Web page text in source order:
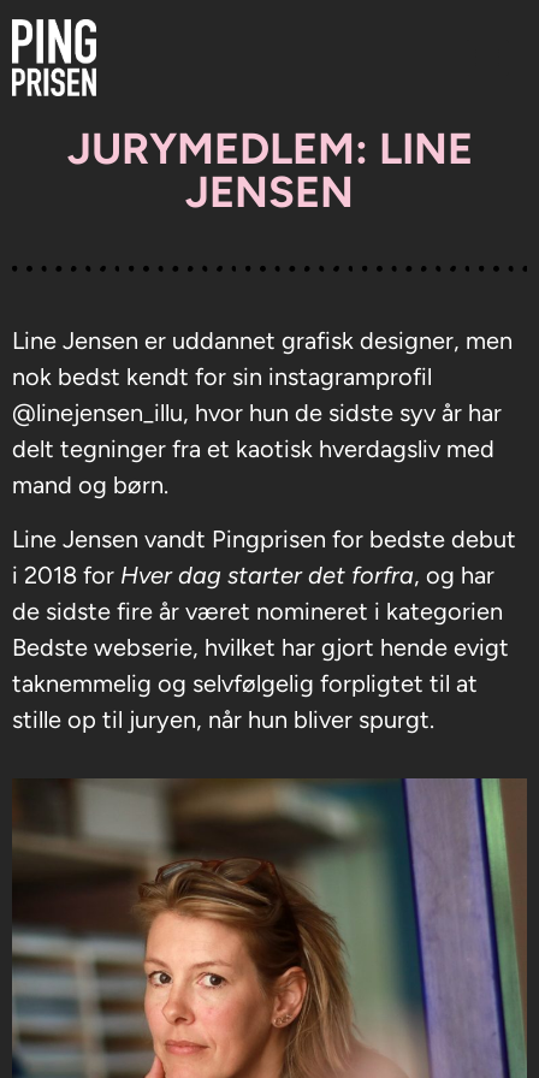
JURYMEDLEM: LINE
JENSEN
Line Jensen er uddannet grafisk designer, men
nok bedst kendt for sin instagramprofil
@linejensen_illu, hvor hun de sidste syv år har
delt tegninger fra et kaotisk hverdagsliv med
mand og børn.
Line Jensen vandt Pingprisen for bedste debut
i 2018 for Hver dag starter det forfra, og har
de sidste fire år været nomineret i kategorien
Bedste webserie, hvilket har gjort hende evigt
taknemmelig og selvfølgelig forpligtet til at
stille op til juryen, når hun bliver spurgt.